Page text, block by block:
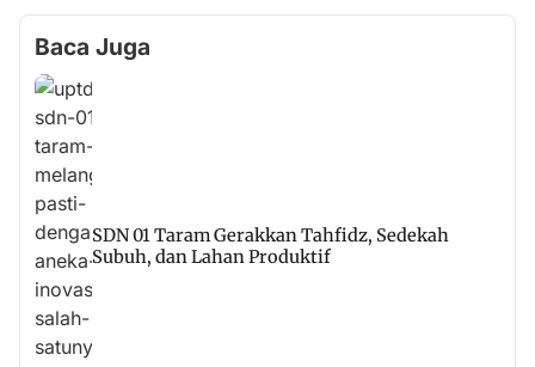
Baca Juga
SDN 01 Taram Gerakkan Tahfidz, Sedekah
Subuh, dan Lahan Produktif